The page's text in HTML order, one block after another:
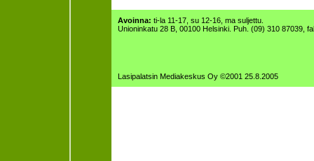
Avoinna: ti-la 11-17, su 12-16, ma suljettu.
Unioninkatu 28 B, 00100 Helsinki. Puh. (09) 310 87039,
Lasipalatsin Mediakeskus Oy ©2001 25.8.2005